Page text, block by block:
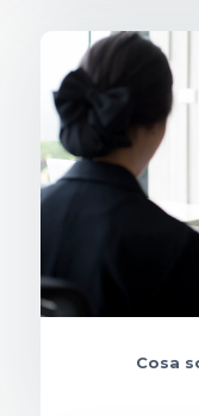
Cosa